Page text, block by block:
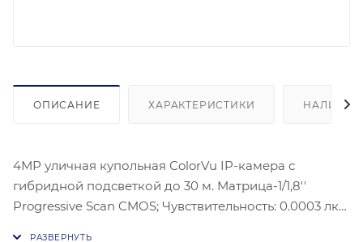
ОПИСАНИЕ ХАРАКТЕРИСТИКИ НАЛИЧИЕ
4МР уличная купольная ColorVu IP-камера с
гибридной подсветкой до 30 м. Матрица-1/1,8''
Progressive Scan CMOS; Чувствительность: 0.0003 лк